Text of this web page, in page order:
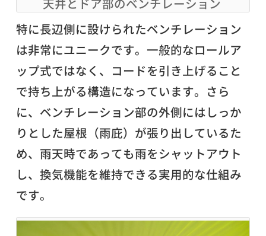
天井とドア部のベンチレーション
特に長辺側に設けられたベンチレーション
は非常にユニークです。一般的なロールア
ップ式ではなく、コードを引き上げること
で持ち上がる構造になっています。さら
に、ベンチレーション部の外側にはしっか
りとした屋根（雨庇）が張り出しているた
め、雨天時であっても雨をシャットアウト
し、換気機能を維持できる実用的な仕組み
です。